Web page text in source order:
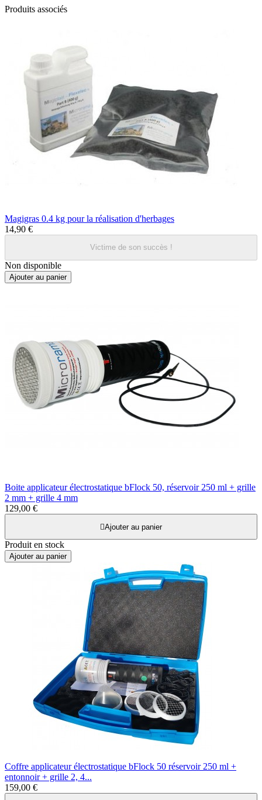
Produits associés
Magigras 0.4 kg pour la réalisation d'herbages
14,90 €
Victime de son succès !
Non disponible
Ajouter au panier
Boite applicateur électrostatique bFlock 50, réservoir 250 ml + grille
2 mm + grille 4 mm
129,00 €
Ajouter au panier
Produit en stock
Ajouter au panier
Coffre applicateur électrostatique bFlock 50 réservoir 250 ml +
entonnoir + grille 2, 4...
159,00 €